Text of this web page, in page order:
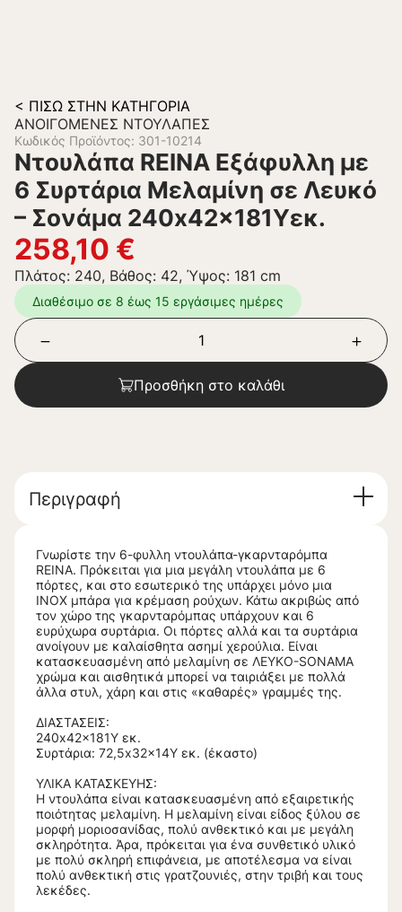
< ΠΊΣΩ ΣΤΗΝ ΚΑΤΗΓΟΡΊΑ
ΑΝΟΙΓΌΜΕΝΕΣ ΝΤΟΥΛΆΠΕΣ
Κωδικός Προϊόντος: 301-10214
Ντουλάπα REINA Εξάφυλλη με
6 Συρτάρια Μελαμίνη σε Λευκό
– Σονάμα 240x42x181Υεκ.
258,10 €
Πλάτος: 240, Βάθος: 42, Ύψος: 181 cm
Διαθέσιμο σε 8 έως 15 εργάσιμες ημέρες
Προσθήκη στο καλάθι
Περιγραφή
Γνωρίστε την 6-φυλλη ντουλάπα-γκαρνταρόμπα
REINA. Πρόκειται για μια μεγάλη ντουλάπα με 6
πόρτες, και στο εσωτερικό της υπάρχει μόνο μια
INOX μπάρα για κρέμαση ρούχων. Κάτω ακριβώς από
τον χώρο της γκαρνταρόμπας υπάρχουν και 6
ευρύχωρα συρτάρια. Οι πόρτες αλλά και τα συρτάρια
ανοίγουν με καλαίσθητα ασημί χερούλια. Είναι
κατασκευασμένη από μελαμίνη σε ΛΕΥΚΟ-SONAMA
χρώμα και αισθητικά μπορεί να ταιριάξει με πολλά
άλλα στυλ, χάρη και στις «καθαρές» γραμμές της.
ΔΙΑΣΤΑΣΕΙΣ:
240x42x181Υ εκ.
Συρτάρια: 72,5x32x14Υ εκ. (έκαστο)
ΥΛΙΚΑ ΚΑΤΑΣΚΕΥΗΣ:
Η ντουλάπα είναι κατασκευασμένη από εξαιρετικής
ποιότητας μελαμίνη. Η μελαμίνη είναι είδος ξύλου σε
μορφή μοριοσανίδας, πολύ ανθεκτικό και με μεγάλη
σκληρότητα. Άρα, πρόκειται για ένα συνθετικό υλικό
με πολύ σκληρή επιφάνεια, με αποτέλεσμα να είναι
πολύ ανθεκτική στις γρατζουνιές, στην τριβή και τους
λεκέδες.